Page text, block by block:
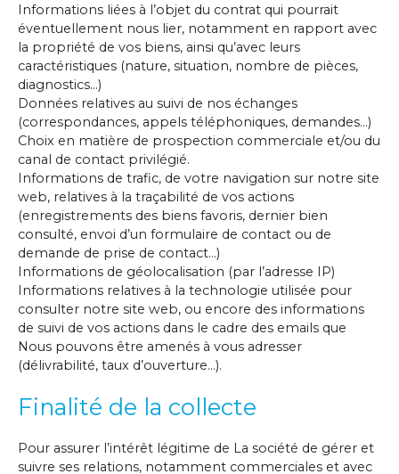
Informations liées à l’objet du contrat qui pourrait
éventuellement nous lier, notamment en rapport avec
la propriété de vos biens, ainsi qu’avec leurs
caractéristiques (nature, situation, nombre de pièces,
diagnostics…)
Données relatives au suivi de nos échanges
(correspondances, appels téléphoniques, demandes…)
Choix en matière de prospection commerciale et/ou du
canal de contact privilégié.
Informations de trafic, de votre navigation sur notre site
web, relatives à la traçabilité de vos actions
(enregistrements des biens favoris, dernier bien
consulté, envoi d’un formulaire de contact ou de
demande de prise de contact…)
Informations de géolocalisation (par l’adresse IP)
Informations relatives à la technologie utilisée pour
consulter notre site web, ou encore des informations
de suivi de vos actions dans le cadre des emails que
Nous pouvons être amenés à vous adresser
(délivrabilité, taux d’ouverture…).
Finalité de la collecte
Pour assurer l’intérêt légitime de La société de gérer et
suivre ses relations, notamment commerciales et avec